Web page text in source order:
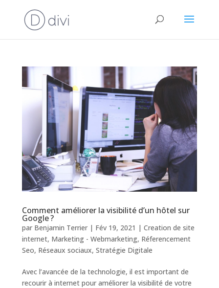
Comment améliorer la visibilité d’un hôtel sur
Google ?
par Benjamin Terrier| Fév 19, 2021 | Creation de site
internet, Marketing - Webmarketing, Réferencement
Seo, Réseaux sociaux, Stratégie Digitale
Avec l’avancée de la technologie, il est important de
recourir à internet pour améliorer la visibilité de votre